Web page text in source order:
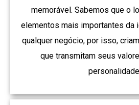
memorável. Sabemos que o
elementos mais importantes da
qualquer negócio, por isso,
que transmitam seus